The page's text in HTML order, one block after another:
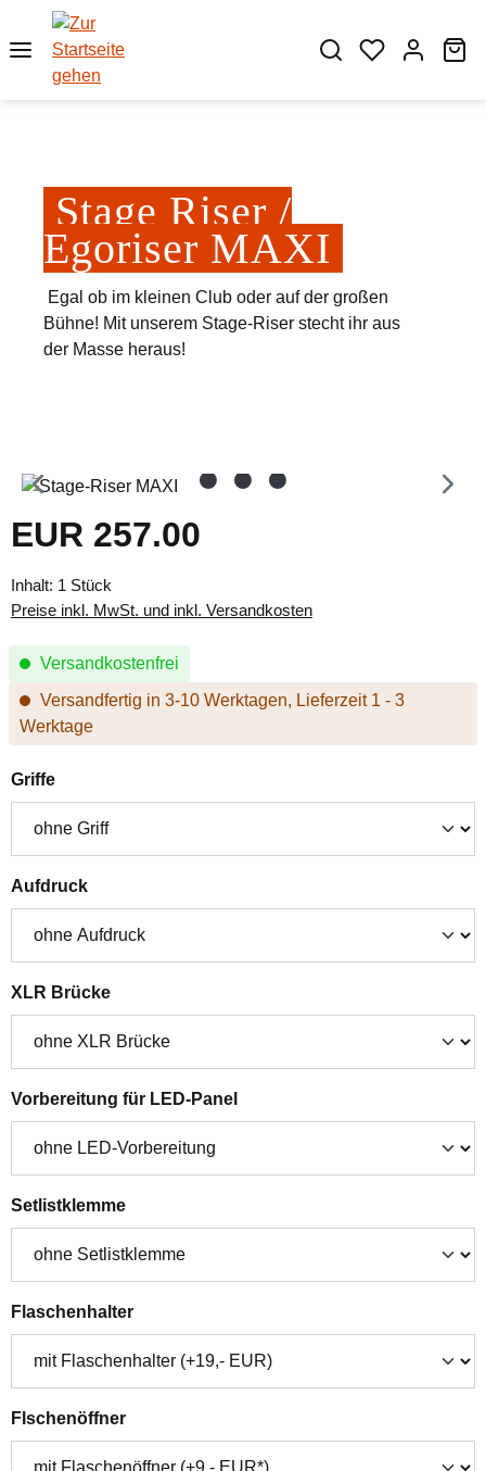
Zum Hauptinhalt springen
Stage Riser /
Egoriser MAXI
Egal ob im kleinen Club oder auf der großen
Bühne! Mit unserem Stage-Riser stecht ihr aus
der Masse heraus!
Bildergalerie überspringen
Regulärer Preis:
EUR 257.00
Inhalt: 1 Stück
Preise inkl. MwSt. und inkl. Versandkosten
Versandkostenfrei
Versandfertig in 3-10 Werktagen, Lieferzeit 1 - 3
Werktage
Griffeauswählen
Aufdruckauswählen
XLR Brückeauswählen
Vorbereitung für LED-Panelauswählen
Setlistklemmeauswählen
Flaschenhalterauswählen
Flschenöffnerauswählen